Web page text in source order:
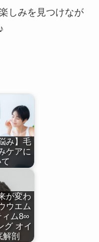
を見つけなが
み】毛
ケアに
が変わ
ウエム
ィム8∞
グ オイ
解剖